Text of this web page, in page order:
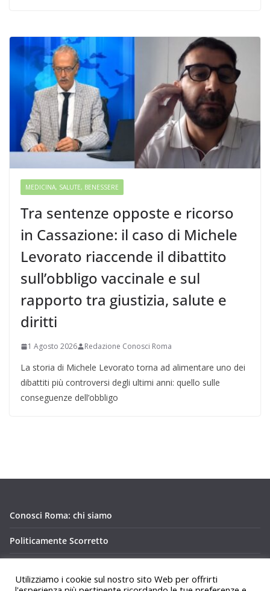
MEDICINA, SALUTE, BENESSERE
Tra sentenze opposte e ricorso
in Cassazione: il caso di Michele
Levorato riaccende il dibattito
sull’obbligo vaccinale e sul
rapporto tra giustizia, salute e
diritti
1 Agosto 2026 Redazione Conosci Roma
La storia di Michele Levorato torna ad alimentare uno dei
dibattiti più controversi degli ultimi anni: quello sulle
conseguenze dell’obbligo
Conosci Roma: chi siamo
Politicamente Scorretto
Utilizziamo i cookie sul nostro sito Web per offrirti